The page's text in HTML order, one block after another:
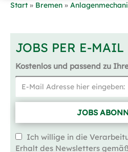
Start
Bremen
JOBS PER E-MAIL
Kostenlos und passend zu
JOBS
Ich willige in die
Erhalt des Newsletters